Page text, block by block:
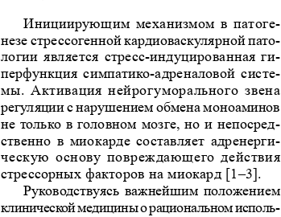
Èíèöèèðóþùèì  ìåõàíèçìîì  â  ïàòîãå-
íåçå ñòðåññîãåííîé êàðäèîâàñêóëÿðíîé ïàòî-
ëîãèè  ÿâëÿåòñÿ  ñòðåññ-èíäóöèðîâàííàÿ  ãè-
ïåðôóíêöèÿ  ñèìïàòèêî-àäðåíàëîâîé  ñèñòå-
ìû.  Àêòèâàöèÿ  íåéðîãóìîðàëüíîãî  çâåíà
ðåãóëÿöèè ñ íàðóøåíèåì îáìåíà ìîíîàìèíîâ
íå òîëüêî â ãîëîâíîì ìîçãå, íî è íåïîñðåä-
ñòâåííî  â  ìèîêàðäå  ñîñòàâëÿåò  àäðåíåðãè-
÷åñêóþ  îñíîâó  ïîâðåæäàþùåãî  äåéñòâèÿ
ñòðåññîðíûõ ôàêòîðîâ íà ìèîêàðä [1–3].
Ðóêîâîäñòâóÿñü  âàæíåéøèì  ïîëîæåíèåì
êëèíè÷åñêîé ìåäèöèíû î ðàöèîíàëüíîì èñïîëü-